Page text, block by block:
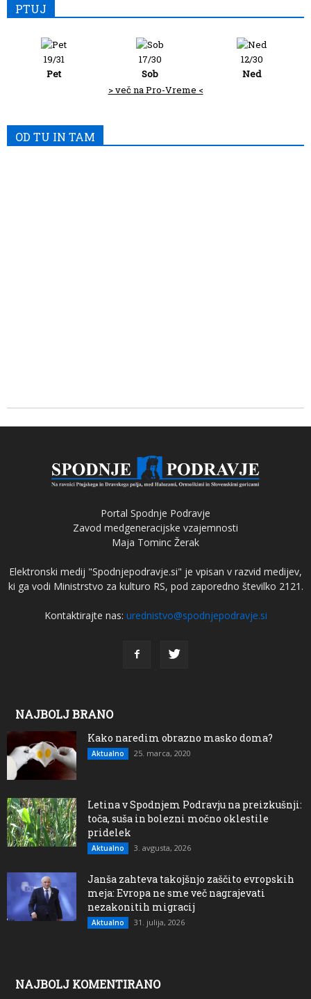
PTUJ
19/31
Pet
17/30
Sob
12/30
Ned
> več na Pro-Vreme <
OD TU IN TAM
Portal Spodnje Podravje
Zavod medgeneracijske vzajemnosti
Maja Tominc Žerak
Elektronski medij "Spodnjepodravje.si" je vpisan v razvid medijev,
ki ga vodi Ministrstvo za kulturo RS, pod zaporedno številko 2121.
Kontaktirajte nas: urednistvo@spodnjepodravje.si
NAJBOLJ BRANO
Kako naredim obrazno masko doma?
Aktualno 25. marca, 2020
Letina v Spodnjem Podravju na preizkušnji:
toča, suša in bolezni močno oklestile
pridelek
Aktualno 3. avgusta, 2026
Janša zahteva takojšnjo zaščito evropskih
meja: Evropa ne sme več nagrajevati
nezakonitih migracij
Aktualno 31. julija, 2026
NAJBOLJ KOMENTIRANO